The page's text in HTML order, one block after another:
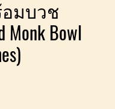
มบวช
Bowl